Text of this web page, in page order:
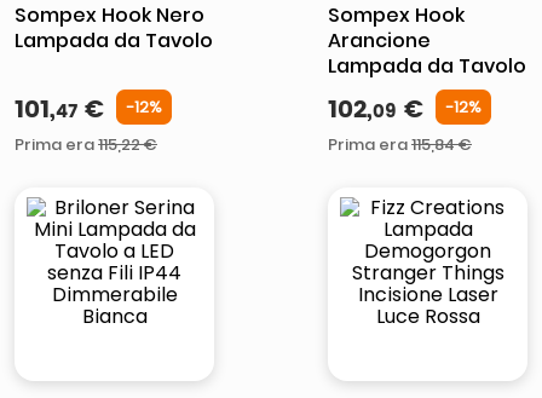
Sompex Hook Nero
Lampada da Tavolo
101,47 € -12%
Prima era115,22€
Sompex Hook
Arancione
Lampada da Tavolo
102,09 € -12%
Prima era115,84€